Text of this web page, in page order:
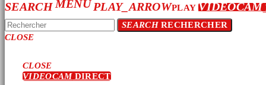
SEARCHMENUPLAY_ARROWPLAY VIDEOCAM
SEARCHRECHERCHER
CLOSE
CLOSE
VIDEOCAMDIRECT